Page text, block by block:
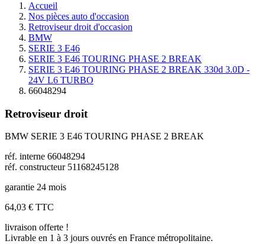
Accueil
Nos pièces auto d'occasion
Retroviseur droit d'occasion
BMW
SERIE 3 E46
SERIE 3 E46 TOURING PHASE 2 BREAK
SERIE 3 E46 TOURING PHASE 2 BREAK 330d 3.0D -
24V L6 TURBO
66048294
Retroviseur droit
BMW SERIE 3 E46 TOURING PHASE 2 BREAK
réf. interne 66048294
réf. constructeur 51168245128
garantie 24 mois
64,03 € TTC
livraison offerte !
Livrable en 1 à 3 jours ouvrés en France métropolitaine.